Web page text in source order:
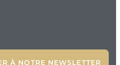
À NOTRE NEWSLETTER